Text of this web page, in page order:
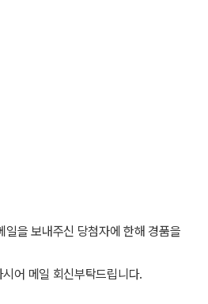
일을 보내주신 당첨자에 한해 경품을
어 메일 회신부탁드립니다.